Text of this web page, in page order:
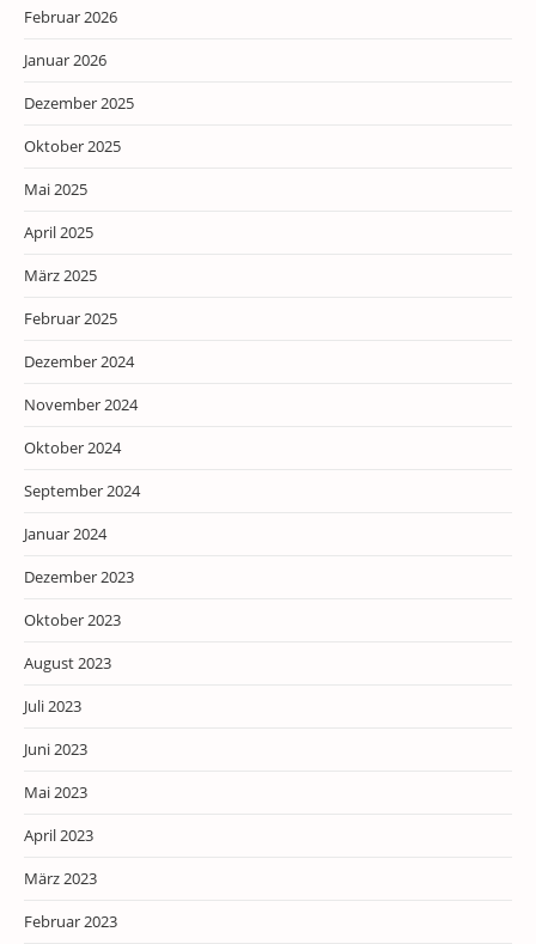
Februar 2026
Januar 2026
Dezember 2025
Oktober 2025
Mai 2025
April 2025
März 2025
Februar 2025
Dezember 2024
November 2024
Oktober 2024
September 2024
Januar 2024
Dezember 2023
Oktober 2023
August 2023
Juli 2023
Juni 2023
Mai 2023
April 2023
März 2023
Februar 2023